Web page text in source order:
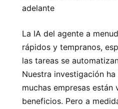
adelante
La IA del agente a
rápidos y tempranos,
las tareas se
Nuestra investigación
muchas empresas
beneficios. Pero a